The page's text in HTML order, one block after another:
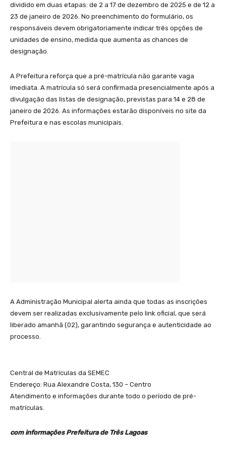
dividido em duas etapas: de 2 a 17 de dezembro de 2025 e de 12 a
23 de janeiro de 2026. No preenchimento do formulário, os
responsáveis devem obrigatoriamente indicar três opções de
unidades de ensino, medida que aumenta as chances de
designação.
A Prefeitura reforça que a pré-matrícula não garante vaga
imediata. A matrícula só será confirmada presencialmente após a
divulgação das listas de designação, previstas para 14 e 28 de
janeiro de 2026. As informações estarão disponíveis no site da
Prefeitura e nas escolas municipais.
A Administração Municipal alerta ainda que todas as inscrições
devem ser realizadas exclusivamente pelo link oficial, que será
liberado amanhã (02), garantindo segurança e autenticidade ao
processo.
Central de Matrículas da SEMEC
Endereço: Rua Alexandre Costa, 130 – Centro
Atendimento e informações durante todo o período de pré-
matrículas.
com informações Prefeitura de Três Lagoas